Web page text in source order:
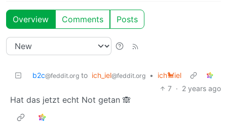
Overview Comments Posts
b2c@feddit.org to ich_iel@feddit.org •
ich🐩iel
7 · 2 years ago
Hat das jetzt echt Not getan 🙈